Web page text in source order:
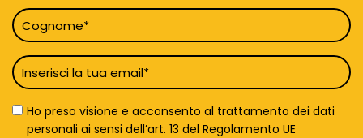
Cognome
*
Email
*
Privacy
Policy
Ho preso visione e acconsento al trattamento dei dati
personali ai sensi dell’art. 13 del Regolamento UE